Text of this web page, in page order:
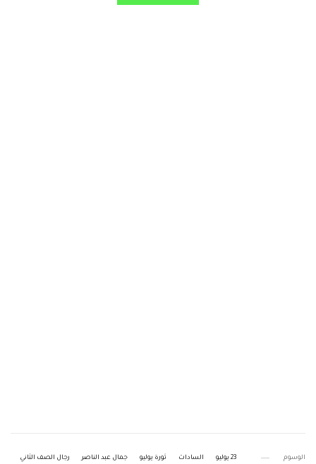
الوسوم 23 يوليو السادات ثورة يوليو جمال عبد الناصر
رجال الصف الثاني